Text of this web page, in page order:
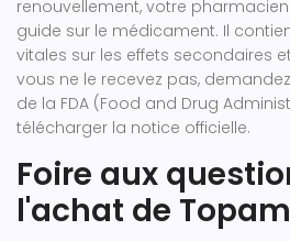
renouvellement, votre
guide sur le médicament. Il
vitales sur les effets secondaires
vous ne le recevez pas,
de la FDA (Food and Drug
télécharger la notice officielle.
Foire aux
l'achat de